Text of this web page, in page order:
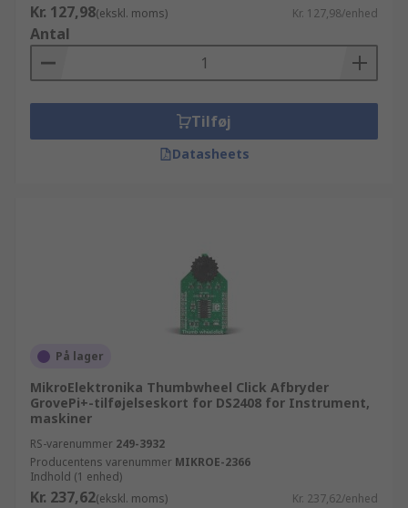
Kr. 127,98(ekskl. moms) Kr. 127,98/enhed
Antal
Tilføj
Datasheets
På lager
MikroElektronika Thumbwheel Click Afbryder
GrovePi+-tilføjelseskort for DS2408 for Instrument,
maskiner
RS-varenummer 249-3932
Producentens varenummer MIKROE-2366
Indhold (1 enhed)
Kr. 237,62(ekskl. moms) Kr. 237,62/enhed